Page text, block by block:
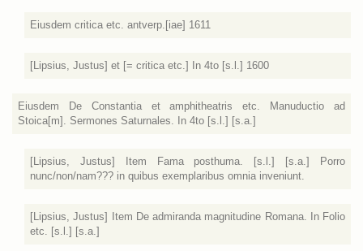
Eiusdem critica etc. antverp.[iae] 1611
[Lipsius, Justus] et [= critica etc.] In 4to [s.l.] 1600
Eiusdem De Constantia et amphitheatris etc. Manuductio ad
Stoica[m]. Sermones Saturnales. In 4to [s.l.] [s.a.]
[Lipsius, Justus] Item Fama posthuma. [s.l.] [s.a.] Porro
nunc/non/nam??? in quibus exemplaribus omnia inveniunt.
[Lipsius, Justus] Item De admiranda magnitudine Romana. In Folio
etc. [s.l.] [s.a.]